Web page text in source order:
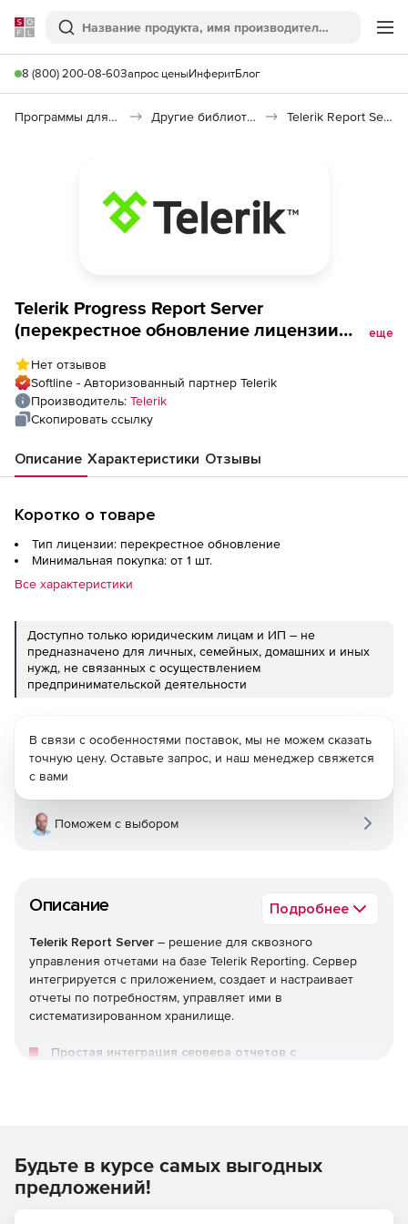
Softline
Поиск
8 (800) 200-08-60Запрос ценыИнферитБлог
Программы для программирования Другие библиотеки Telerik Report Server
Telerik Progress Report Server
(перекрестное обновление лицензии
Telerik Progress Report Server Developer
License - Priority Support to Progress
DevCraft Ultimate Welcome back upgrade
еще
Нет отзывов
Softline - Авторизованный партнер Telerik
Производитель: Telerik
Скопировать ссылку
Описание Характеристики Отзывы
Коротко о товаре
Тип лицензии: перекрестное обновление
Минимальная покупка: от 1 шт.
Все характеристики
Доступно только юридическим лицам и ИП – не
предназначено для личных, семейных, домашних и иных
нужд, не связанных с осуществлением
предпринимательской деятельности
Описание Подробнее
Telerik Report Server – решение для сквозного
управления отчетами на базе Telerik Reporting. Сервер
интегрируется с приложением, создает и настраивает
отчеты по потребностям, управляет ими в
систематизированном хранилище.
Простая интеграция сервера отчетов с
происходит через RESTful API. Можно создавать
настраиваемые бизнес-объекты как данные отчета,
аутентифицировать пользователей с помощью
В связи с особенностями поставок, мы не можем сказать
точную цену. Оставьте запрос, и наш менеджер свяжется
с вами
Поможем с выбором
Будьте в курсе самых выгодных
предложений!